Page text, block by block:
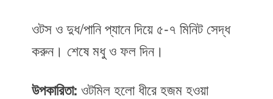
ওটস ও দুধ/পানি প্যানে দিয়ে ৫-৭ মিনিট সেদ্ধ
করুন। শেষে মধু ও ফল দিন।
উপকারিতা:ওটমিল হলো ধীরে হজম হওয়া